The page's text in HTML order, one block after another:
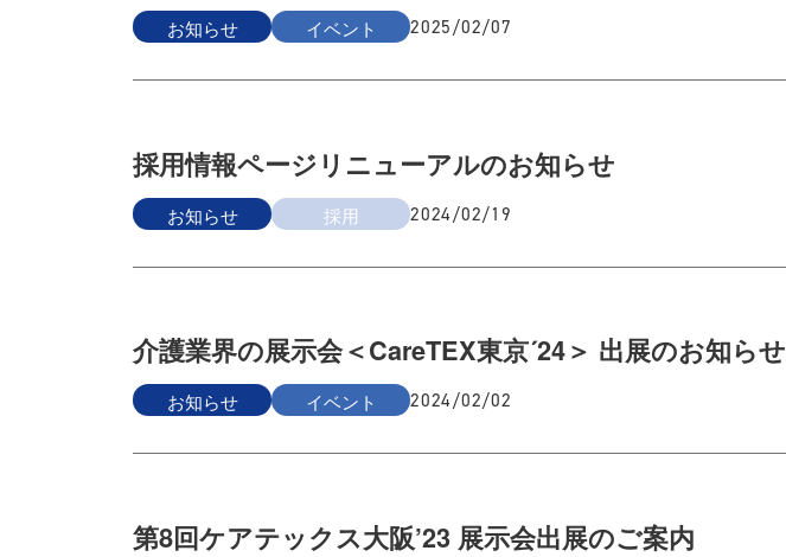
お知らせ イベント 2025/02/07
採用情報ページリニューアルのお知らせ
お知らせ 採用 2024/02/19
介護業界の展示会＜CareTEX東京´24＞ 出展のお知らせ
お知らせ イベント 2024/02/02
第8回ケアテックス大阪’23 展示会出展のご案内